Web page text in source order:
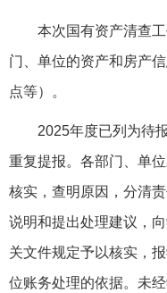
本次国有资产清查
门、单位的资产和房产
点等）。
2025年度已列为待
重复提报。各部门、单
核实，查明原因，分清
说明和提出处理建议，
关文件规定予以核实，
位账务处理的依据。未